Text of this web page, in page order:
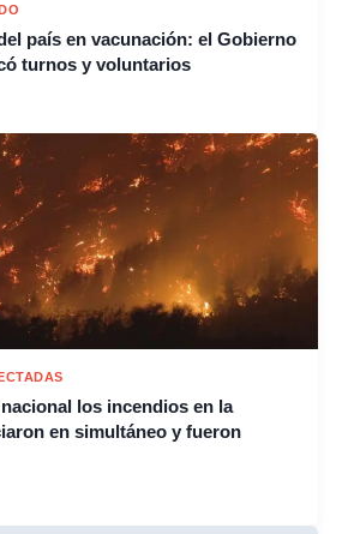
país en vacunación: el Gobierno
turnos y voluntarios
los incendios en la
en simultáneo y fueron